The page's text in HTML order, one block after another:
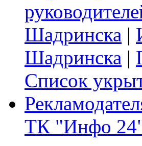
Шадринска |
Шадринска |
Список
ТК "Инфо